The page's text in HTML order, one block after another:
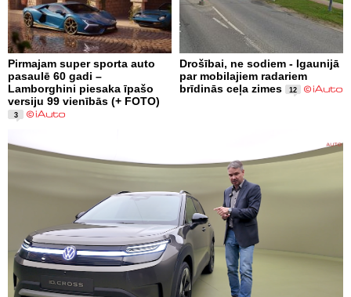
Pirmajam super sporta auto
pasaulē 60 gadi –
Lamborghini piesaka īpašo
versiju 99 vienībās (+ FOTO)
3
Drošībai, ne sodiem - Igaunijā
par mobilajiem radariem
brīdinās ceļa zimes
12